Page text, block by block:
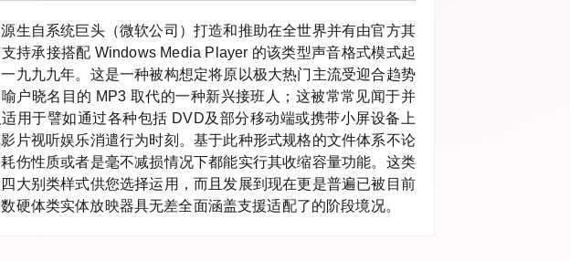
生自系统巨头（微软公司）打造和推助在全世界并有由官方其
持承接搭配 Windows Media Player 的该类型声音格式模式起
九九九年。这是一种被构想定将原以极大热门主流受迎合趋势
喻户晓名目的 MP3 取代的一种新兴接班人；这被常常见闻于并
用于譬如通过各种包括 DVD及部分移动端或携带小屏设备上
片视听娱乐消遣行为时刻。基于此种形式规格的文件体系不论
伤性质或者是毫不减损情况下都能实行其收缩容量功能。这类
大别类样式供您选择运用，而且发展到现在更是普遍已被目前
硬体类实体放映器具无差全面涵盖支援适配了的阶段境况。